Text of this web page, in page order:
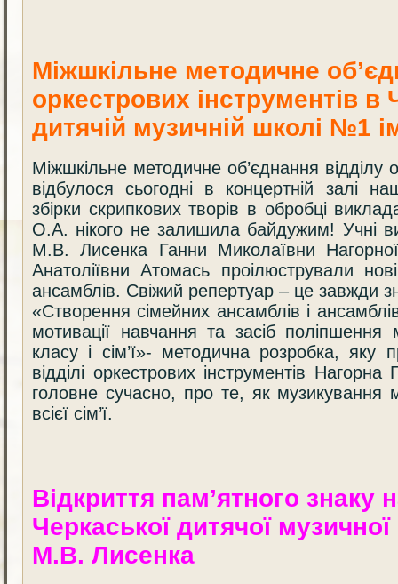
Міжшкільне методичне
оркестрових інструментів в
дитячій музичній школі №1
Міжшкільне методичне об’єднання відділу
відбулося сьогодні в концертній залі
збірки скрипкових творів в обробці
О.А. нікого не залишила байдужим!
М.В. Лисенка Ганни Миколаївни
Анатоліївни Атомась проілюстрували
ансамблів. Свіжий репертуар – це завжди
«Створення сімейних ансамблів і
мотивації навчання та засіб поліпшення
класу і сім’ї»- методична розробка, яку
відділі оркестрових інструментів
головне сучасно, про те, як музикування
всієї сім’ї.
Відкриття пам’ятного знаку
Черкаської дитячої
М.В. Лисенка